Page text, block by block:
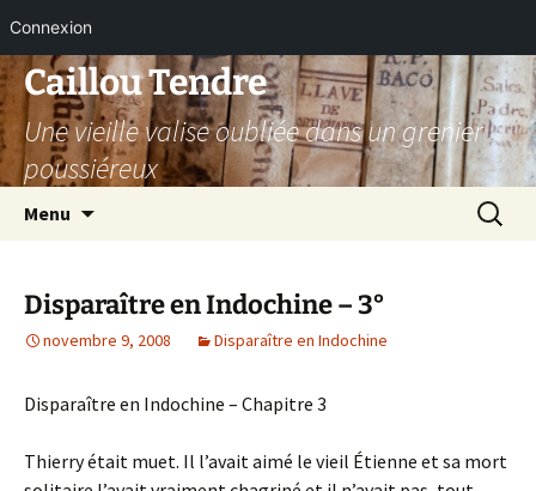
Connexion
Aller
au
contenu
Caillou Tendre
Une vieille valise oubliée dans un grenier
poussiéreux
Menu
Disparaître en Indochine – 3°
novembre 9, 2008 Disparaître en Indochine
Disparaître en Indochine – Chapitre 3
Thierry était muet. Il l’avait aimé le vieil Étienne et sa mort